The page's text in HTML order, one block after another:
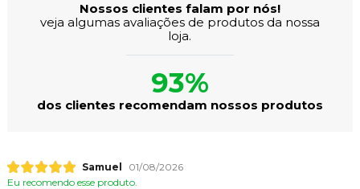
Nossos clientes falam por nós!
veja algumas avaliações de produtos da nossa
loja.
93%
dos clientes recomendam nossos produtos
Samuel
01/08/2026
Eu recomendo esse produto.